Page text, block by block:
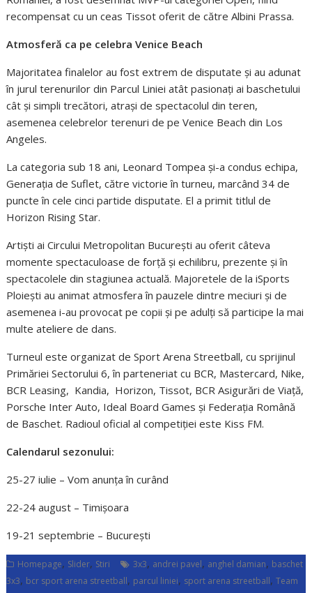
recompensat cu un ceas Tissot oferit de către Albini Prassa.
Atmosferă ca pe celebra Venice Beach
Majoritatea finalelor au fost extrem de disputate și au adunat
în jurul terenurilor din Parcul Liniei atât pasionați ai baschetului
cât și simpli trecători, atrași de spectacolul din teren,
asemenea celebrelor terenuri de pe Venice Beach din Los
Angeles.
La categoria sub 18 ani, Leonard Tompea și-a condus echipa,
Generația de Suflet, către victorie în turneu, marcând 34 de
puncte în cele cinci partide disputate. El a primit titlul de
Horizon Rising Star.
Artiști ai Circului Metropolitan București au oferit câteva
momente spectaculoase de forță și echilibru, prezente și în
spectacolele din stagiunea actuală. Majoretele de la iSports
Ploiești au animat atmosfera în pauzele dintre meciuri și de
asemenea i-au provocat pe copii și pe adulți să participe la mai
multe ateliere de dans.
Turneul este organizat de Sport Arena Streetball, cu sprijinul
Primăriei Sectorului 6, în parteneriat cu BCR, Mastercard, Nike,
BCR Leasing, Kandia, Horizon, Tissot, BCR Asigurări de Viață,
Porsche Inter Auto, Ideal Board Games și Federația Română
de Baschet. Radioul oficial al competiției este Kiss FM.
Calendarul sezonului:
25-27 iulie – Vom anunța în curând
22-24 august – Timișoara
19-21 septembrie – București
Homepage, Slider, Stiri 3x3, andrei pavel, anghel damian, baschet
3x3, bcr sport arena streetball, parcul liniei, sport arena streetball,Team